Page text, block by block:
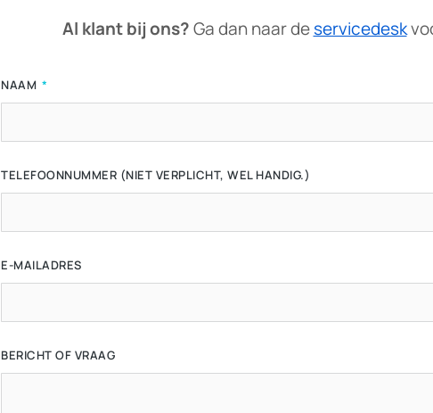
Al klant bij ons?Ga dan naar deservicedesk
NAAM
TELEFOONNUMMER (NIET VERPLICHT, WEL HANDIG.)
E-MAILADRES
BERICHT OF VRAAG